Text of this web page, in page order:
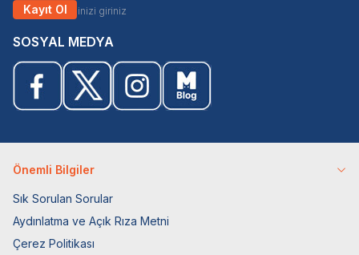
Kayıt Ol
SOSYAL MEDYA
Önemli Bilgiler
Sık Sorulan Sorular
Aydınlatma ve Açık Rıza Metni
Çerez Politikası